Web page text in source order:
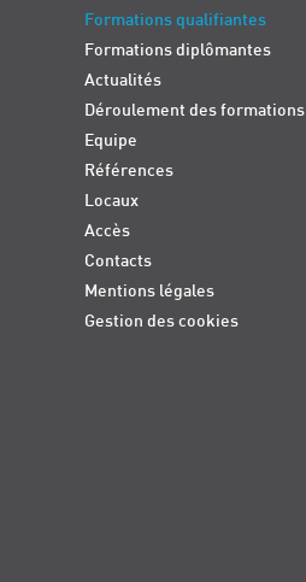
Formations qualifiantes
Formations diplômantes
Actualités
Déroulement des formations
Equipe
Références
Locaux
Accès
Contacts
Mentions légales
Gestion des cookies